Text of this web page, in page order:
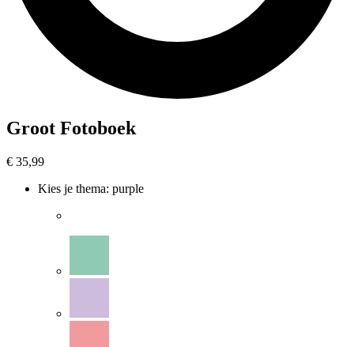
Groot Fotoboek
€ 35,99
Kies je thema: purple